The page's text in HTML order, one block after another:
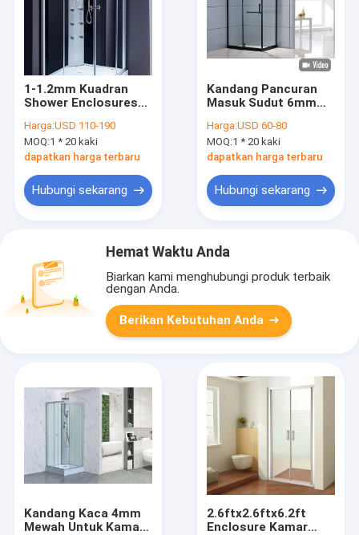
1-1.2mm Kuadran
Shower Enclosures
Tunggal
35''X35''X85''
Harga:USD 110-190
MOQ:1 * 20 kaki
dapatkan harga terbaru
Hubungi sekarang
Kandang Pancuran
Masuk Sudut 6mm
Harga:USD 60-80
MOQ:1 * 20 kaki
dapatkan harga terbaru
Hubungi sekarang
Hemat Waktu Anda
Biarkan kami menghubungi produk terbaik
dengan Anda.
Berikan Kebutuhan Anda
Kandang Kaca 4mm
Mewah Untuk Kamar
2.6ftx2.6ftx6.2ft
Enclosure Kamar